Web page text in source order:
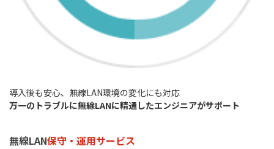
導入後も安心、無線LAN環境の変化にも対応
万一のトラブルに無線LANに精通したエンジニアがサポート
無線LAN保守・運用サービス